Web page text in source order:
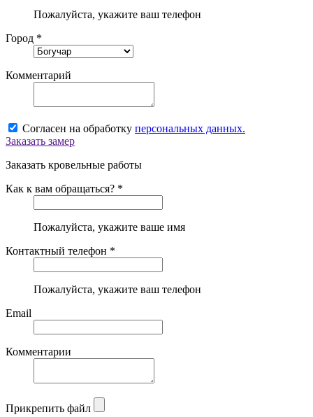
Пожалуйста, укажите ваш телефон
Город *
Комментарий
Согласен на обработку персональных данных.
Заказать замер
Заказать кровельные работы
Как к вам обращаться? *
Пожалуйста, укажите ваше имя
Контактный телефон *
Пожалуйста, укажите ваш телефон
Email
Комментарии
Прикрепить файл